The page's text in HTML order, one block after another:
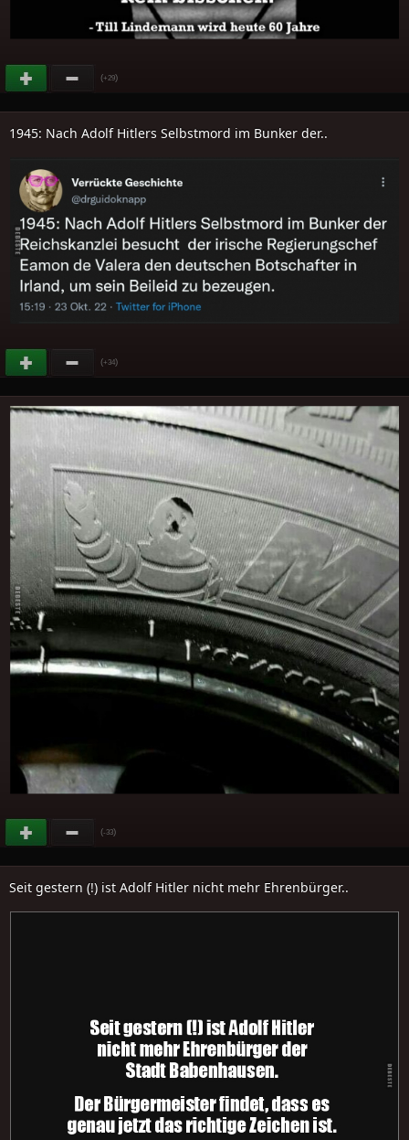
(+29)
1945: Nach Adolf Hitlers Selbstmord im Bunker der..
(+34)
(-33)
Seit gestern (!) ist Adolf Hitler nicht mehr Ehrenbürger..